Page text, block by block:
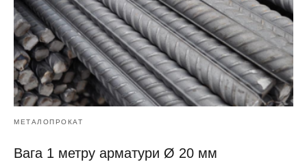
МЕТАЛОПРОКАТ
Вага 1 метру арматури Ø 20 мм